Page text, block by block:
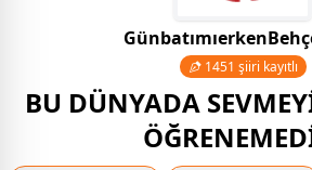
1451 şiiri kayıtlı
BU DÜNYADA